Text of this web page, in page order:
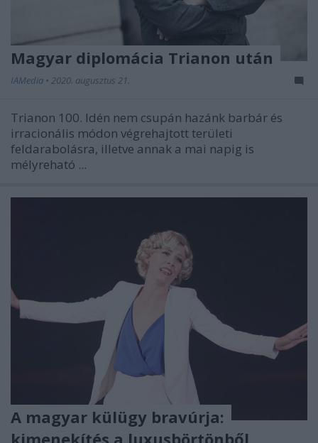
Magyar diplomácia Trianon után
IAMedia • 2020. augusztus 21.
Trianon 100. Idén nem csupán hazánk barbár és
irracionális módon végrehajtott területi
feldarabolásra, illetve annak a mai napig is
mélyreható ...
A magyar külügy bravúrja:
kimenekítés a luxusbörtönből